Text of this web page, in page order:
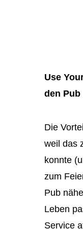
Use
den Pub
Die
weil das
konnte
zum
Pub
Leben
Service